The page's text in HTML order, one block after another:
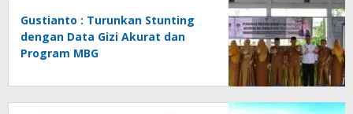
Gustianto : Turunkan Stunting
dengan Data Gizi Akurat dan
Program MBG